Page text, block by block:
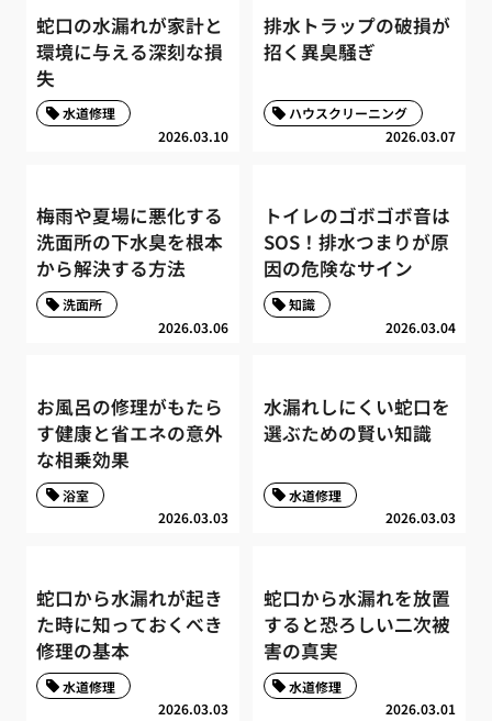
蛇口の水漏れが家計と
環境に与える深刻な損
失
2026.03.10
水道修理
排水トラップの破損が
招く異臭騒ぎ
2026.03.07
ハウスクリーニング
梅雨や夏場に悪化する
洗面所の下水臭を根本
から解決する方法
2026.03.06
洗面所
トイレのゴボゴボ音は
SOS！排水つまりが原
因の危険なサイン
2026.03.04
知識
お風呂の修理がもたら
す健康と省エネの意外
な相乗効果
2026.03.03
浴室
水漏れしにくい蛇口を
選ぶための賢い知識
2026.03.03
水道修理
蛇口から水漏れが起き
た時に知っておくべき
修理の基本
2026.03.03
水道修理
蛇口から水漏れを放置
すると恐ろしい二次被
害の真実
2026.03.01
水道修理